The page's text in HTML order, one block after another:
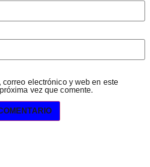
correo electrónico y web en este
vez que comente.